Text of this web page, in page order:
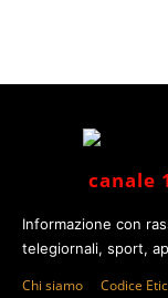
canale
Informazione con
telegiornali, sport,
Chi siamo Codice